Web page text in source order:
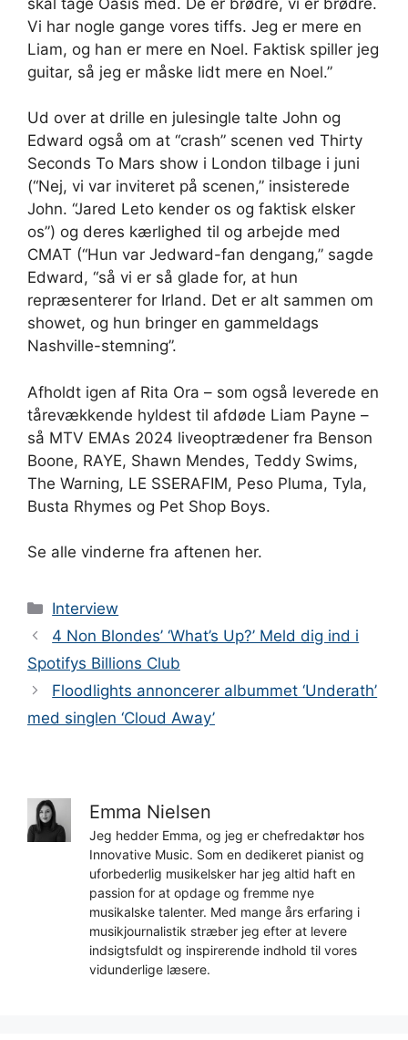
Vi har nogle gange vores tiffs. Jeg er mere en
Liam, og han er mere en Noel. Faktisk spiller jeg
guitar, så jeg er måske lidt mere en Noel.”
Ud over at drille en julesingle talte John og
Edward også om at “crash” scenen ved Thirty
Seconds To Mars show i London tilbage i juni
(“Nej, vi var inviteret på scenen,” insisterede
John. “Jared Leto kender os og faktisk elsker
os”) og deres kærlighed til og arbejde med
CMAT (“Hun var Jedward-fan dengang,” sagde
Edward, “så vi er så glade for, at hun
repræsenterer for Irland. Det er alt sammen om
showet, og hun bringer en gammeldags
Nashville-stemning”.
Afholdt igen af ​​Rita Ora – som også leverede en
tårevækkende hyldest til afdøde Liam Payne –
så MTV EMAs 2024 liveoptrædener fra Benson
Boone, RAYE, Shawn Mendes, Teddy Swims,
The Warning, LE SSERAFIM, Peso Pluma, Tyla,
Busta Rhymes og Pet Shop Boys.
Se alle vinderne fra aftenen her.
Kategorier
Interview
4 Non Blondes’ ‘What’s Up?’ Meld dig ind i
Spotifys Billions Club
Floodlights annoncerer albummet ‘Underath’
med singlen ‘Cloud Away’
Emma Nielsen
Jeg hedder Emma, og jeg er chefredaktør hos
Innovative Music. Som en dedikeret pianist og
uforbederlig musikelsker har jeg altid haft en
passion for at opdage og fremme nye
musikalske talenter. Med mange års erfaring i
musikjournalistik stræber jeg efter at levere
indsigtsfuldt og inspirerende indhold til vores
vidunderlige læsere.